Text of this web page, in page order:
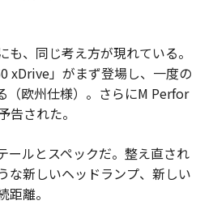
も、同じ考え方が現れている。
xDrive」がまず登場し、一度の
（欧州仕様）。さらにM Perfor
告された。
ールとスペックだ。整え直され
な新しいヘッドランプ、新しい
離。